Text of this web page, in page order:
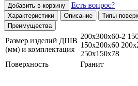
Добавить в корзину Есть вопрос?
Характеристики Описание Типы
Преимущества
Размер изделий ДШВ
(мм) и комплектация
200х300х60-2
150х200х60
250х150х78
Поверхность
Гранит